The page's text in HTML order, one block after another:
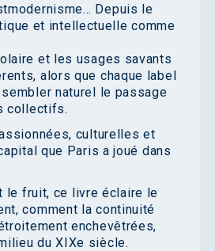
Depuis le
et intellectuelle comme
et les usages savants
alors que chaque label
naturel le passage
collectifs.
culturelles et
que Paris a joué dans
le fruit, ce livre éclaire le
comment la continuité
enchevêtrées,
du XIXe siècle.